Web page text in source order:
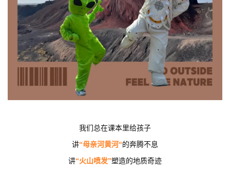
我们总在课本里给孩子
讲“母亲河黄河“的奔腾不息
讲“火山喷发”塑造的地质奇迹